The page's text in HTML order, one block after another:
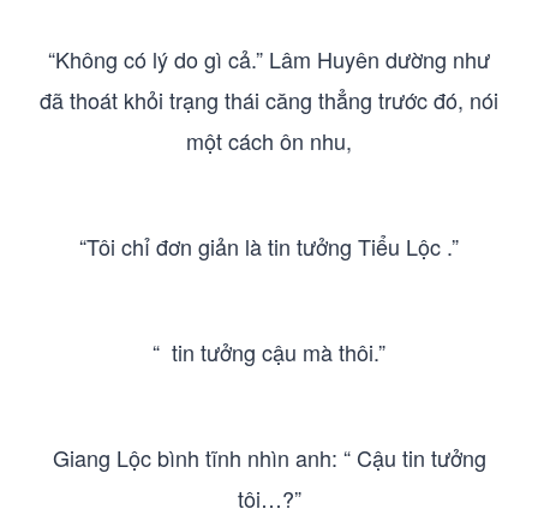
“Không có lý do gì cả.” Lâm Huyên dường như
đã thoát khỏi trạng thái căng thẳng trước đó, nói
một cách ôn nhu,
“Tôi chỉ đơn giản là tin tưởng Tiểu Lộc .”
“ tin tưởng cậu mà thôi.”
Giang Lộc bình tĩnh nhìn anh: “ Cậu tin tưởng
tôi…?”